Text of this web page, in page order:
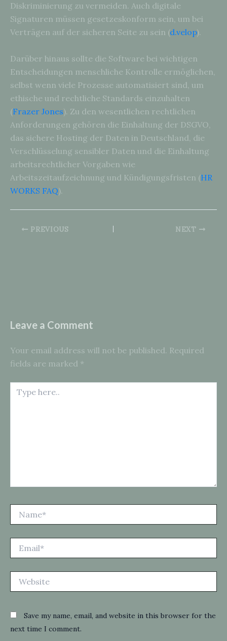
Diskriminierung zu vermeiden. Auch digitale
Signaturen müssen gesetzeskonform sein, um bei
Verträgen auf der sicheren Seite zu sein (d.velop).
Darüber hinaus sollte die Software bei wichtigen
Entscheidungen menschliche Kontrolle ermöglichen,
selbst wenn viele Prozesse automatisiert sind, um
ethische und rechtliche Standards einzuhalten
(Frazer Jones). Zu den wesentlichen rechtlichen
Anforderungen gehören die Einhaltung der DSGVO,
das sichere Hosting der Daten in Deutschland, die
Verschlüsselung sensibler Daten und die Einhaltung
arbeitsrechtlicher Vorgaben wie
Arbeitszeitaufzeichnung und Kündigungsfristen (HR
WORKS FAQ).
PREVIOUS NEXT
Leave a Comment
Your email address will not be published. Required
fields are marked *
here..
Save my name, email, and website in this browser for the
next time I comment.